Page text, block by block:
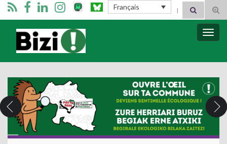
Français Search for:
Bizimugi